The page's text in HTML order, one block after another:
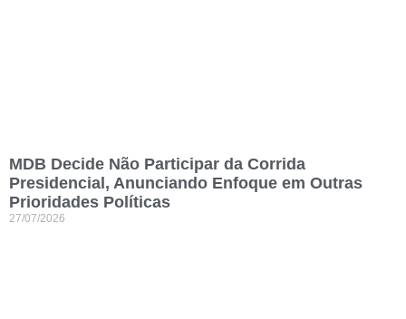
MDB Decide Não Participar da Corrida
Presidencial, Anunciando Enfoque em Outras
Prioridades Políticas
27/07/2026